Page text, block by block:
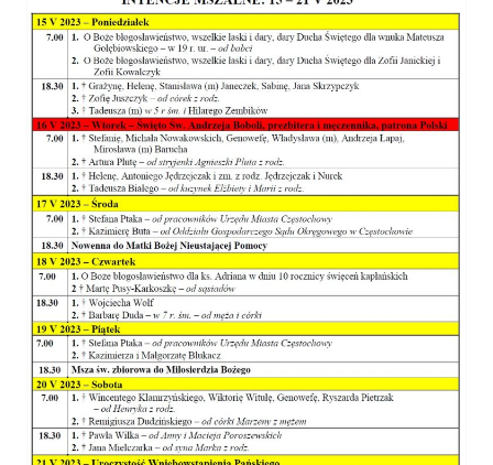
Duszpasterze
Nasz patron
Kościół Rektoracki
Vademecum
Wspólnoty parafialne
Katecheza parafialna
Niezbędnik Katolika
Kaplica Adoracji
Pracownicy
e-Katolik